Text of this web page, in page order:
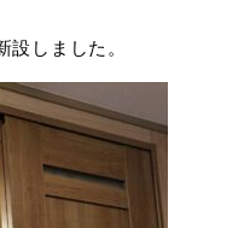
しました。